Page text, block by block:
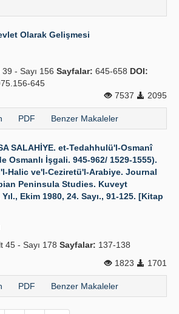
Olarak Gelişmesi
- Sayı 156 Sayfalar: 645-658 DOI:
645
7537
2095
PDF Benzer Makaleler
SALAHİYE. et-Tedahhulü'l-Osmanî
Osmanlı İşgali. 945-962/ 1529-1555).
Halic ve'l-Ceziretü'l-Arabiye. Journal
Peninsula Studies. Kuveyt
Ekim 1980, 24. Sayı., 91-125. [Kitap
45 - Sayı 178 Sayfalar: 137-138
1823
1701
PDF Benzer Makaleler